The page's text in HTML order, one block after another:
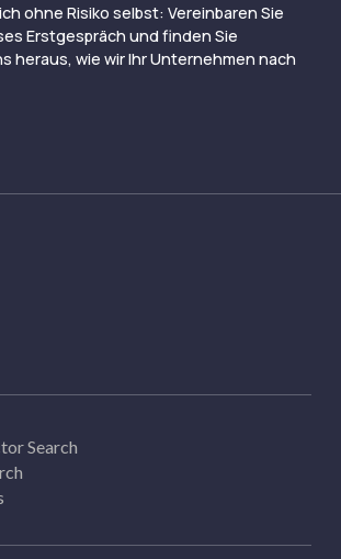
ohne Risiko selbst: Vereinbaren Sie
Erstgespräch und finden Sie
heraus, wie wir Ihr Unternehmen nach
Search